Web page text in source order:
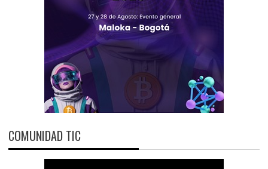
COMUNIDAD TIC